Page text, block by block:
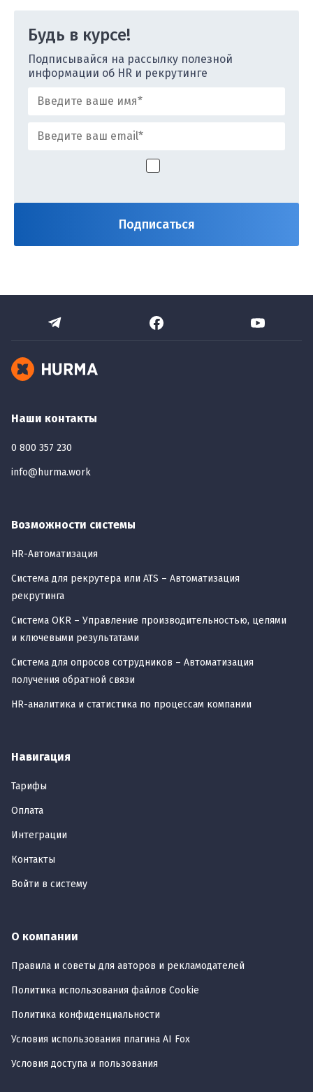
Будь в курсе!
Подписывайся на рассылку полезной
информации об HR и рекрутинге
Наши контакты
0 800 357 230
info@hurma.work
Возможности системы
HR-Автоматизация
Cистема для рекрутера или ATS – Автоматизация
рекрутинга
Система OKR – Управление производительностью, целями
и ключевыми результатами
Система для опросов сотрудников – Автоматизация
получения обратной связи
HR-аналитика и статистика по процессам компании
Навигация
Тарифы
Оплата
Интеграции
Контакты
Войти в систему
О компании
Правила и советы для авторов и рекламодателей
Политика использования файлов Cookie
Политика конфиденциальности
Условия использования плагина AI Fox
Условия доступа и пользования